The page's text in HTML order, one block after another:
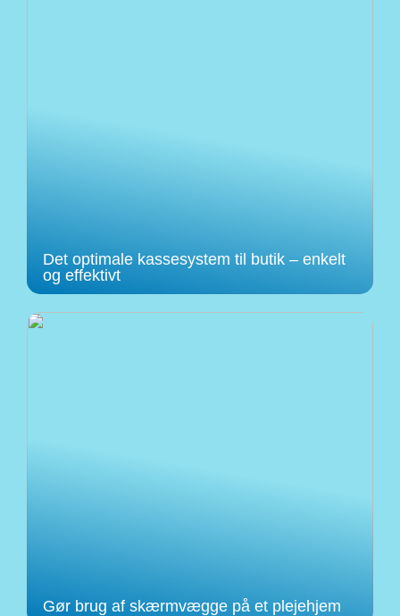
Det optimale kassesystem til butik – enkelt
og effektivt
Gør brug af skærmvægge på et plejehjem